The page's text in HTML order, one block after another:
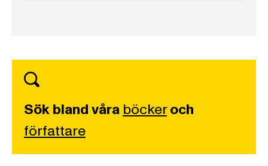
Sök bland våra böckeroch
författare